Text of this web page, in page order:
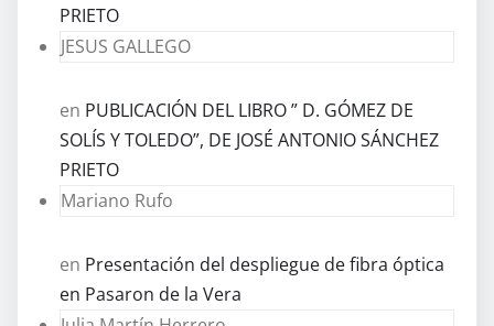
PRIETO
JESUS GALLEGO
en PUBLICACIÓN DEL LIBRO ” D. GÓMEZ DE
SOLÍS Y TOLEDO”, DE JOSÉ ANTONIO SÁNCHEZ
PRIETO
Mariano Rufo
en Presentación del despliegue de fibra óptica
en Pasaron de la Vera